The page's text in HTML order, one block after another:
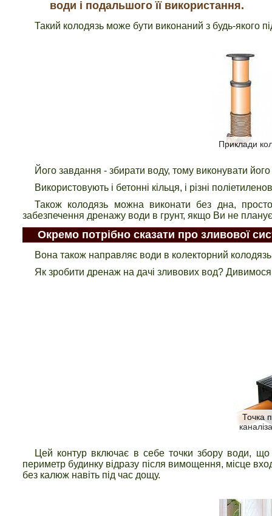
води і подальшого її використання.
Такий колодязь може бути виконаний з будь-якого
Приклади
Його завдання - збирати воду, тому виконувати його
Використовують і бетонні кільця, і різні
Також колодязь можна виконати без дна,
забезпечення дренажу води в грунт, якщо Ви не
Окремо потрібно сказати про зливової
Вона також направляє води в колекторний
Як зробити дренаж на дачі зливових вод?
Точка
Цей контур включає в себе точки збору води, що
периметр будинку відразу після вимощення, місце
без калюж навіть під час дощу.